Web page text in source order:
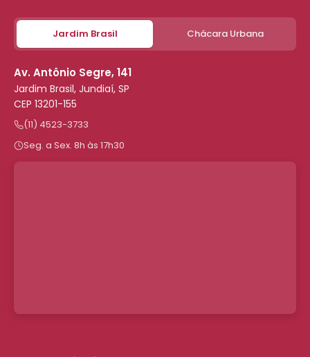
Jardim Brasil Chácara Urbana
Av. Antônio Segre, 141
Jardim Brasil, Jundiaí, SP
CEP 13201-155
(11) 4523-3733
Seg. a Sex. 8h às 17h30